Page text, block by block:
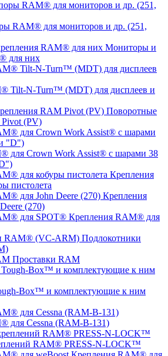
RAM® для мониторов и др. (251,
Мониторы и
для них
Tilt-N-Turn™ (MDT) для дисплеев и
Поворотные
(PV)
для Crown Work Assist® с шарами 38
Крепления
пистолета
Крепления
(270)
Крепления RAM® для
Подлокотники
Проставки RAM
Box™ и комплектующие к ним
для Cessna (RAM-B-131)
RAM® PRESS-N-LOCK™